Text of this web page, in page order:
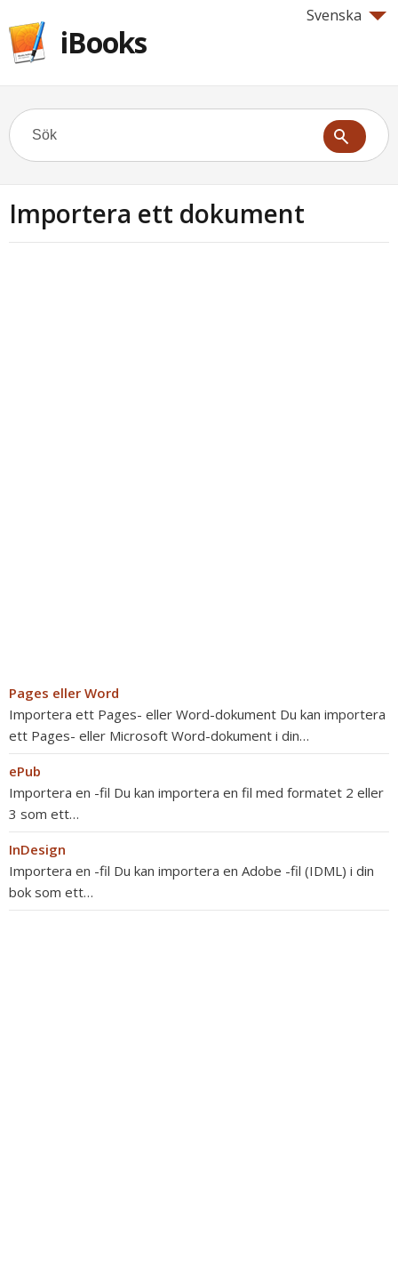
Svenska
iBooks
Importera ett dokument
Pages eller Word
Importera ett Pages- eller Word-dokument Du kan importera
ett Pages- eller Microsoft Word-dokument i din…
ePub
Importera en -fil Du kan importera en fil med formatet 2 eller
3 som ett…
InDesign
Importera en -fil Du kan importera en Adobe -fil (IDML) i din
bok som ett…